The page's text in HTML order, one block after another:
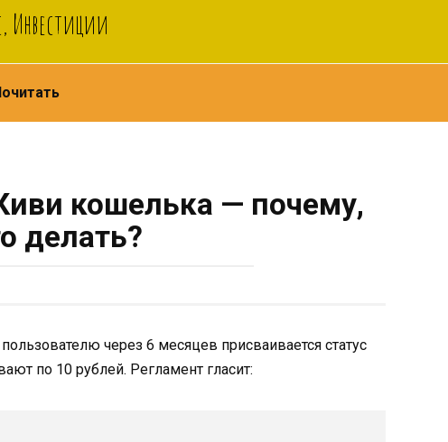
Инвестиции
кошелька — почему,
делать?
через 6 месяцев присваивается статус
по 10 рублей. Регламент гласит: